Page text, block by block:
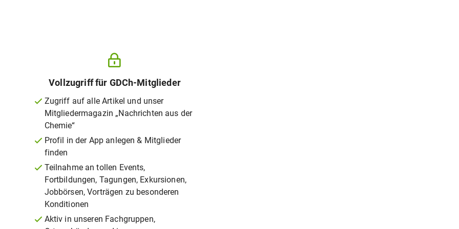
Vollzugriff für GDCh-Mitglieder
Zugriff auf alle Artikel und unser
Mitgliedermagazin „Nachrichten aus der
Chemie“
Profil in der App anlegen & Mitglieder
finden
Teilnahme an tollen Events,
Fortbildungen, Tagungen, Exkursionen,
Jobbörsen, Vorträgen zu besonderen
Konditionen
Aktiv in unseren Fachgruppen,